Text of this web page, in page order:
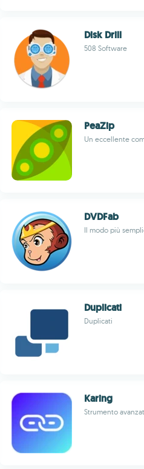
Disk Drill
508 Software
PeaZip
Un eccellente
DVDFab
Il modo più
Duplicati
Duplicati
Karing
Strumento